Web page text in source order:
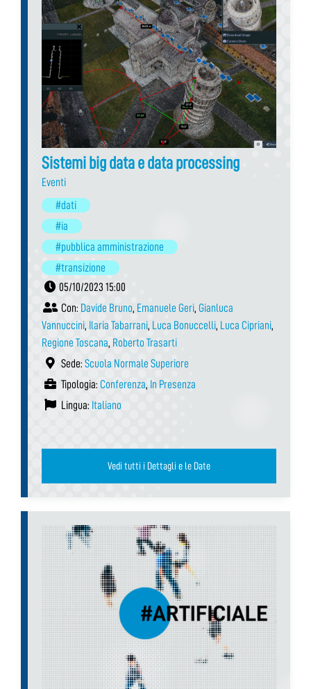
Sistemi big data e data processing
Eventi
#dati
#ia
#pubblica amministrazione
#transizione
05/10/2023 15:00
Con: Davide Bruno, Emanuele Geri, Gianluca
Vannuccini, Ilaria Tabarrani, Luca Bonuccelli, Luca Cipriani,
Regione Toscana, Roberto Trasarti
Sede: Scuola Normale Superiore
Tipologia: Conferenza, In Presenza
Lingua: Italiano
Vedi tutti i Dettagli e le Date